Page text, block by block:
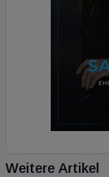
Weitere Artikel